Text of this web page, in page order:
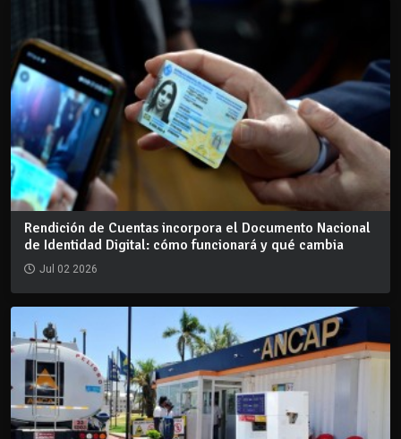
Rendición de Cuentas incorpora el Documento Nacional
de Identidad Digital: cómo funcionará y qué cambia
Jul 02 2026